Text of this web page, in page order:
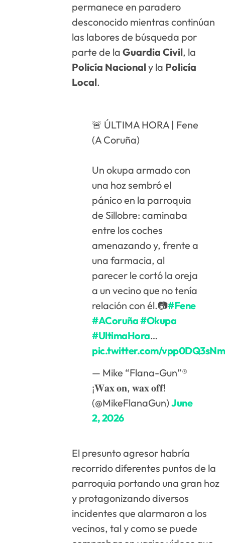
permanece en paradero
desconocido mientras continúan
las labores de búsqueda por
parte de laGuardia Civil, la
Policía Nacionaly la Policía
Local.
🚨 ÚLTIMA HORA | Fene
(A Coruña)
Un okupa armado con
una hoz sembró el
pánico en la parroquia
de Sillobre: caminaba
entre los coches
amenazando y, frente a
una farmacia, al
parecer le cortó la oreja
a un vecino que no tenía
relación con él.📷#Fene
#ACoruña#Okupa
#UltimaHora…
pic.twitter.com/vpp0DQ3sNm
— Mike “Flana-Gun”®️
¡𝐖𝐚𝐱 𝐨𝐧, 𝐰𝐚𝐱 𝐨𝐟𝐟!
(@MikeFlanaGun)June
2, 2026
El presunto agresor habría
recorrido diferentes puntos de la
parroquia portando una gran hoz
y protagonizando diversos
incidentes que alarmaron a los
vecinos, tal y como se puede